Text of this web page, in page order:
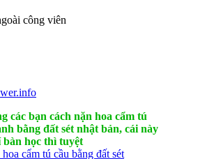
công viên
các bạn cách nặn hoa cẩm tú
bằng đất sét nhật bản, cái này
học thì tuyệt